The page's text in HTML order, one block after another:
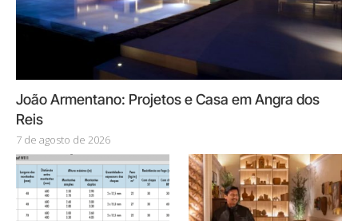
João Armentano: Projetos e Casa em Angra dos
Reis
7 de agosto de 2026